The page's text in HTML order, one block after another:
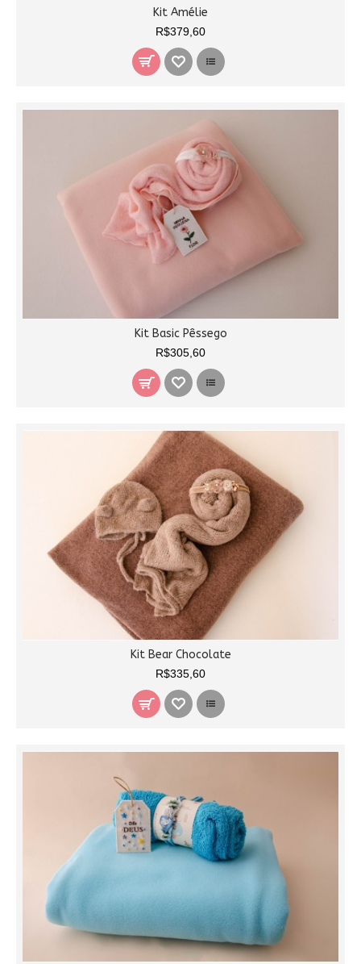
Kit Amélie
R$379,60
Kit Basic Pêssego
R$305,60
Kit Bear Chocolate
R$335,60